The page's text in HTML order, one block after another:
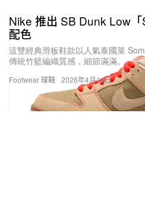
Footwear 球鞋
Nike 推出 SB Dunk Low
配色
這雙經典滑板鞋款以人氣泰國菜
傳統竹籃編織質感，細節滿滿。
2026年4月14日